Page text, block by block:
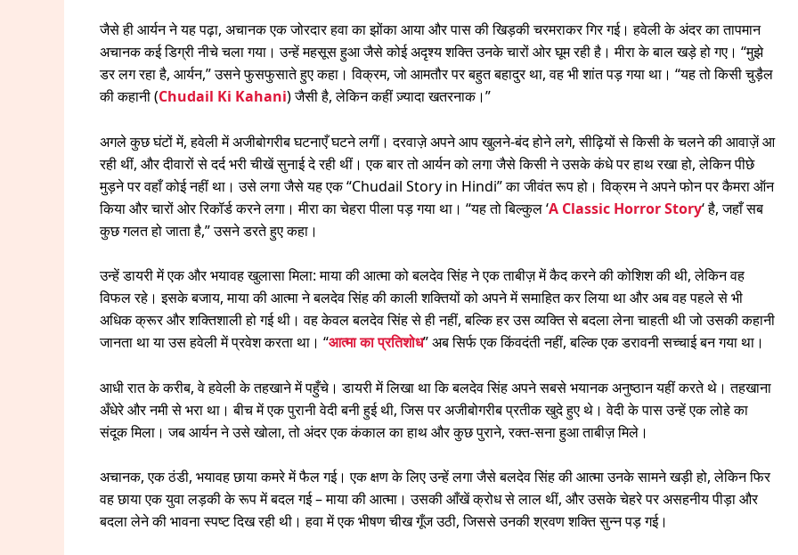
जैसे ही आर्यन ने यह पढ़ा, अचानक एक जोरदार हवा का झोंका आया और पास की खिड़की चरमराकर गिर गई। हवेली के अंदर का तापमान
अचानक कई डिग्री नीचे चला गया। उन्हें महसूस हुआ जैसे कोई अदृश्य शक्ति उनके चारों ओर घूम रही है। मीरा के बाल खड़े हो गए। “मुझे
डर लग रहा है, आर्यन,” उसने फुसफुसाते हुए कहा। विक्रम, जो आमतौर पर बहुत बहादुर था, वह भी शांत पड़ गया था। “यह तो किसी चुड़ैल
की कहानी (Chudail Ki Kahani) जैसी है, लेकिन कहीं ज़्यादा खतरनाक।”
अगले कुछ घंटों में, हवेली में अजीबोगरीब घटनाएँ घटने लगीं। दरवाज़े अपने आप खुलने-बंद होने लगे, सीढ़ियों से किसी के चलने की आवाज़ें आ
रही थीं, और दीवारों से दर्द भरी चीखें सुनाई दे रही थीं। एक बार तो आर्यन को लगा जैसे किसी ने उसके कंधे पर हाथ रखा हो, लेकिन पीछे
मुड़ने पर वहाँ कोई नहीं था। उसे लगा जैसे यह एक “Chudail Story in Hindi” का जीवंत रूप हो। विक्रम ने अपने फोन पर कैमरा ऑन
किया और चारों ओर रिकॉर्ड करने लगा। मीरा का चेहरा पीला पड़ गया था। “यह तो बिल्कुल ‘A Classic Horror Story‘ है, जहाँ सब
कुछ गलत हो जाता है,” उसने डरते हुए कहा।
उन्हें डायरी में एक और भयावह खुलासा मिला: माया की आत्मा को बलदेव सिंह ने एक ताबीज़ में कैद करने की कोशिश की थी, लेकिन वह
विफल रहे। इसके बजाय, माया की आत्मा ने बलदेव सिंह की काली शक्तियों को अपने में समाहित कर लिया था और अब वह पहले से भी
अधिक क्रूर और शक्तिशाली हो गई थी। वह केवल बलदेव सिंह से ही नहीं, बल्कि हर उस व्यक्ति से बदला लेना चाहती थी जो उसकी कहानी
जानता था या उस हवेली में प्रवेश करता था। “आत्मा का प्रतिशोध” अब सिर्फ एक किंवदंती नहीं, बल्कि एक डरावनी सच्चाई बन गया था।
आधी रात के करीब, वे हवेली के तहखाने में पहुँचे। डायरी में लिखा था कि बलदेव सिंह अपने सबसे भयानक अनुष्ठान यहीं करते थे। तहखाना
अँधेरे और नमी से भरा था। बीच में एक पुरानी वेदी बनी हुई थी, जिस पर अजीबोगरीब प्रतीक खुदे हुए थे। वेदी के पास उन्हें एक लोहे का
संदूक मिला। जब आर्यन ने उसे खोला, तो अंदर एक कंकाल का हाथ और कुछ पुराने, रक्त-सना हुआ ताबीज़ मिले।
अचानक, एक ठंडी, भयावह छाया कमरे में फैल गई। एक क्षण के लिए उन्हें लगा जैसे बलदेव सिंह की आत्मा उनके सामने खड़ी हो, लेकिन फिर
वह छाया एक युवा लड़की के रूप में बदल गई – माया की आत्मा। उसकी आँखें क्रोध से लाल थीं, और उसके चेहरे पर असहनीय पीड़ा और
बदला लेने की भावना स्पष्ट दिख रही थी। हवा में एक भीषण चीख गूँज उठी, जिससे उनकी श्रवण शक्ति सुन्न पड़ गई।